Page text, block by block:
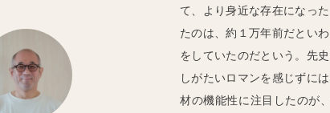
て、より身近な存在になっ
たのは、約１万年前だとい
をしていたのだという。先
しがたいロマンを感じずに
材の機能性に注目したのが